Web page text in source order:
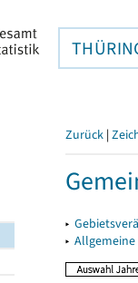
Zurück |
▸
▸